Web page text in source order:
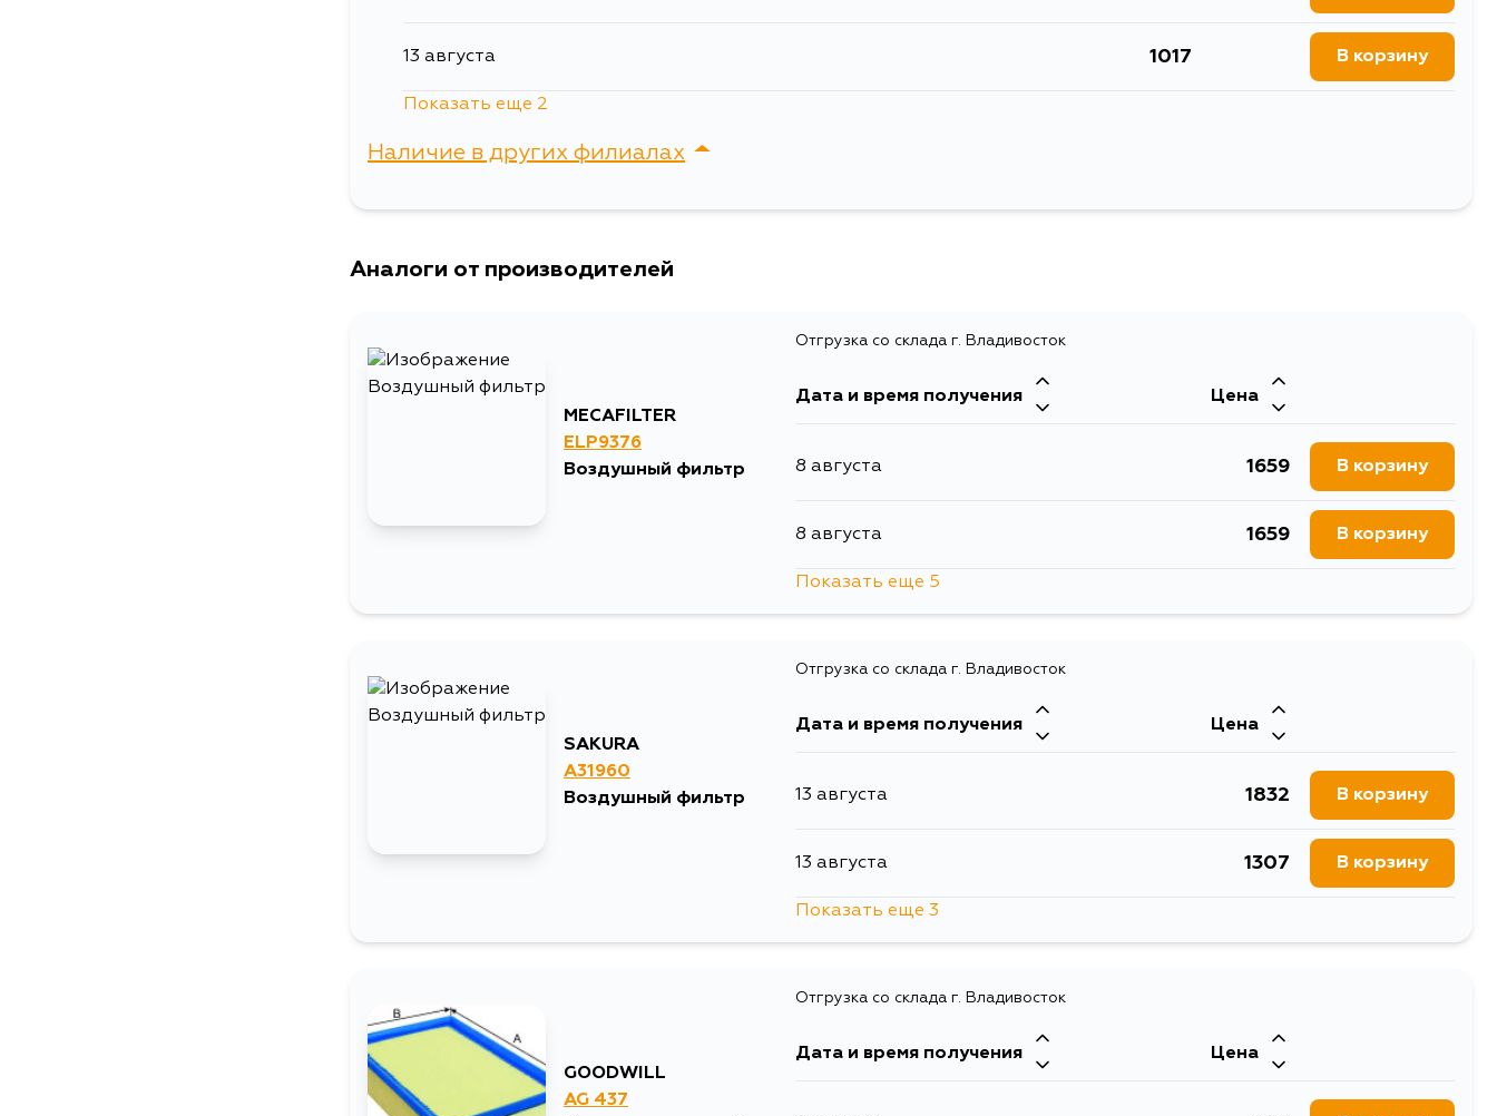
13 августа 1017 В корзину
Показать еще 2
Наличие в других филиалах
Аналоги от производителей
MECAFILTER
ELP9376
Воздушный фильтр
Отгрузка со склада г. Владивосток
Дата и время получения Цена
8 августа 1659 В корзину
8 августа 1659 В корзину
11 августа
15 августа 1659
28 августа 1659 В корзину
5 сентября 1659 В корзину
Показать еще 5
SAKURA
A31960
Воздушный фильтр
Отгрузка со склада г. Владивосток
Дата и время получения Цена
13 августа 1832 В корзину
13 августа 1307 В корзину
4 сентября
7 сентября 1654
Показать еще 3
GOODWILL
AG 437
Отгрузка со склада г. Владивосток
Дата и время получения Цена